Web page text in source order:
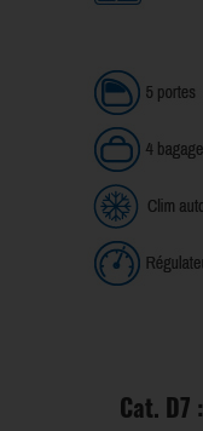
Cat. D7